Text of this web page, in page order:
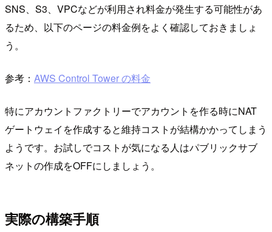
SNS、S3、VPCなどが利用され料金が発生する可能性があ
るため、以下のページの料金例をよく確認しておきましょ
う。
参考： AWS Control Tower の料金
特にアカウントファクトリーでアカウントを作る時にNAT
ゲートウェイを作成すると維持コストが結構かかってしまう
ようです。お試しでコストが気になる人はパブリックサブ
ネットの作成をOFFにしましょう。
実際の構築手順